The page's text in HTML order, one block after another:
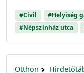
#Civil #Helyiség
#Népszínház utca
Otthon